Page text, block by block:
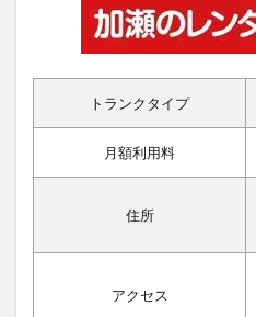
トランクタイプ
月額利用料
住所
アクセス